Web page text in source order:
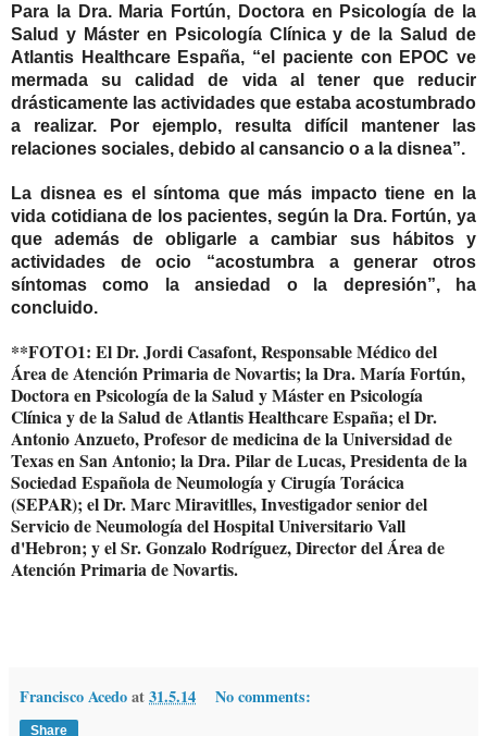
Para la Dra. Maria Fortún, Doctora en Psicología de la
Salud y Máster en Psicología Clínica y de la Salud de
Atlantis Healthcare España, “el paciente con EPOC ve
mermada su calidad de vida al tener que reducir
drásticamente las actividades que estaba acostumbrado
a realizar. Por ejemplo, resulta difícil mantener las
relaciones sociales, debido al cansancio o a la disnea”.
La disnea es el síntoma que más impacto tiene en la
vida cotidiana de los pacientes, según la Dra. Fortún, ya
que además de obligarle a cambiar sus hábitos y
actividades de ocio “acostumbra a generar otros
síntomas como la ansiedad o la depresión”, ha
concluido.
**FOTO1: ElDr. Jordi Casafont,Responsable Médico del
Área de Atención Primaria de Novartis; laDra. María Fortún,
Doctora en Psicología de la Salud y Máster en Psicología
Clínica y de la Salud de Atlantis Healthcare España; elDr.
Antonio Anzueto,Profesor de medicina de la Universidad de
Texas en San Antonio; laDra. Pilar de Lucas,Presidenta de la
Sociedad Española de Neumología y Cirugía Torácica
(SEPAR);elDr. Marc Miravitlles,Investigador senior del
Servicio de Neumología del Hospital Universitario Vall
d'Hebron; y elSr.Gonzalo Rodríguez,Director del Área de
Atención Primaria de Novartis.
Francisco Acedoat31.5.14 No comments:
Share